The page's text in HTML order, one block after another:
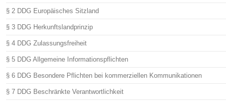
§ 2 DDG Europäisches Sitzland
§ 3 DDG Herkunftslandprinzip
§ 4 DDG Zulassungsfreiheit
§ 5 DDG Allgemeine Informationspflichten
§ 6 DDG Besondere Pflichten bei kommerziellen Kommunikationen
§ 7 DDG Beschränkte Verantwortlichkeit